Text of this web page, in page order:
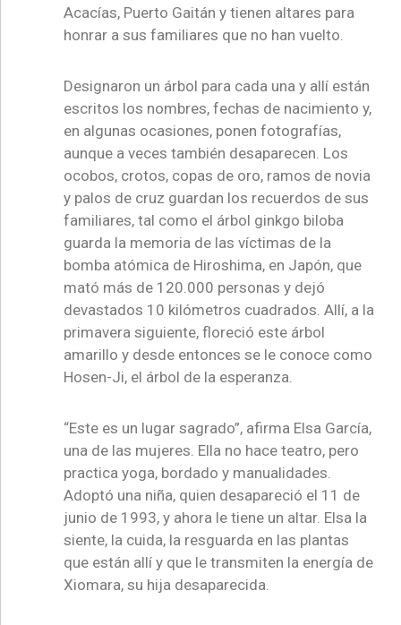
Acacías, Puerto Gaitán y tienen altares para
honrar a sus familiares que no han vuelto.
Designaron un árbol para cada una y allí están
escritos los nombres, fechas de nacimiento y,
en algunas ocasiones, ponen fotografías,
aunque a veces también desaparecen. Los
ocobos, crotos, copas de oro, ramos de novia
y palos de cruz guardan los recuerdos de sus
familiares, tal como el árbol ginkgo biloba
guarda la memoria de las víctimas de la
bomba atómica de Hiroshima, en Japón, que
mató más de 120.000 personas y dejó
devastados 10 kilómetros cuadrados. Allí, a la
primavera siguiente, floreció este árbol
amarillo y desde entonces se le conoce como
Hosen-Ji, el árbol de la esperanza.
“Este es un lugar sagrado”, afirma Elsa García,
una de las mujeres. Ella no hace teatro, pero
practica yoga, bordado y manualidades.
Adoptó una niña, quien desapareció el 11 de
junio de 1993, y ahora le tiene un altar. Elsa la
siente, la cuida, la resguarda en las plantas
que están allí y que le transmiten la energía de
Xiomara, su hija desaparecida.